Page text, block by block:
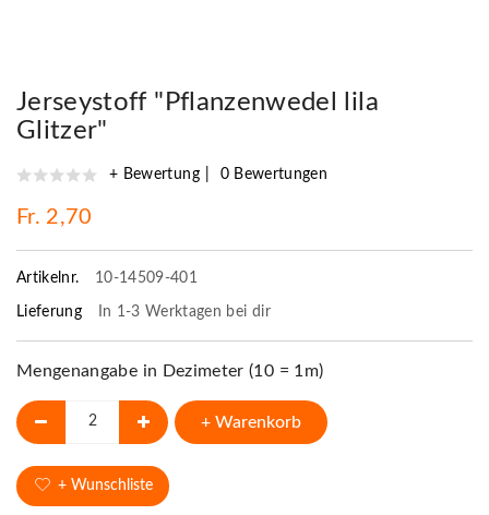
Jerseystoff "Pflanzenwedel lila
Glitzer"
+ Bewertung 0 Bewertungen
Fr. 2,70
Artikelnr. 10-14509-401
Lieferung In 1-3 Werktagen bei dir
Mengenangabe in Dezimeter (10 = 1m)
+ Warenkorb
+ Wunschliste